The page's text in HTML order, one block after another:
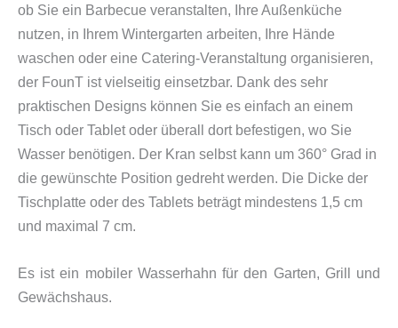
ob Sie ein Barbecue veranstalten, Ihre Außenküche
nutzen, in Ihrem Wintergarten arbeiten, Ihre Hände
waschen oder eine Catering-Veranstaltung organisieren,
der FounT ist vielseitig einsetzbar. Dank des sehr
praktischen Designs können Sie es einfach an einem
Tisch oder Tablet oder überall dort befestigen, wo Sie
Wasser benötigen. Der Kran selbst kann um 360° Grad in
die gewünschte Position gedreht werden. Die Dicke der
Tischplatte oder des Tablets beträgt mindestens 1,5 cm
und maximal 7 cm.
Es ist ein mobiler Wasserhahn für den Garten, Grill und
Gewächshaus.